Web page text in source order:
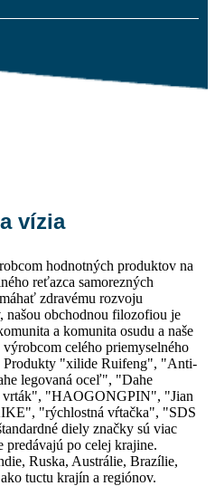
vízia
hodnotných produktov na
reťazca samorezných
zdravému rozvoju
našou obchodnou filozofiou je
a komunita osudu a naše
celého priemyselného
Produkty "xilide Ruifeng", "Anti-
legovaná oceľ", "Dahe
"HAOGONGPIN", "Jian
"rýchlostná vŕtačka", "SDS
diely značky sú viac
predávajú po celej krajine.
Ruska, Austrálie, Brazílie,
tuctu krajín a regiónov.